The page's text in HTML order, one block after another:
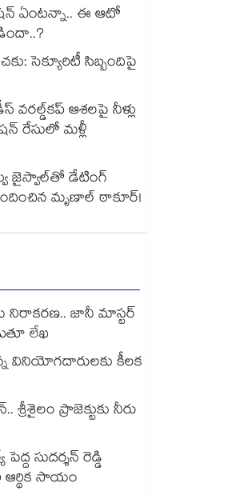
ఏంటన్నా.. ఈ ఆటో
సెక్యూరిటీ సిబ్బందిపై
ఆశలపై నీళ్లు
రేసులో మళ్లీ
జైస్వాల్‌తో డేటింగ్
మృణాల్ ఠాకూర్!
జానీ మాస్టర్
లేఖ
వినియోగదారులకు కీలక
ప్రాజెక్టుకు నీరు
సుదర్శన్ రెడ్డి
ఆర్థిక సాయం